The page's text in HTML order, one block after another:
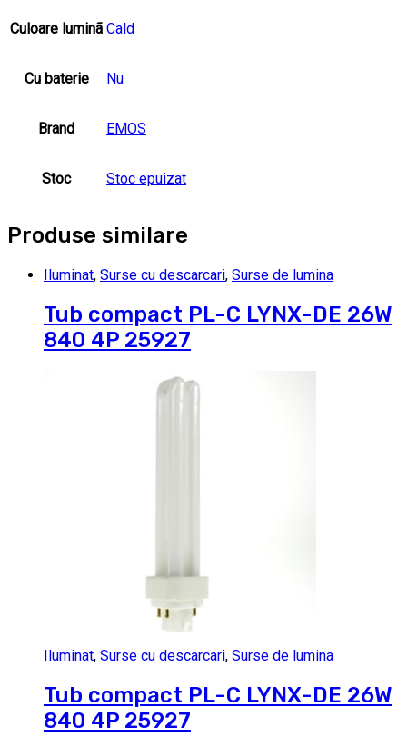
Culoare luminã Cald
Cu baterie Nu
Brand EMOS
Stoc Stoc epuizat
Produse similare
Iluminat, Surse cu descarcari, Surse de lumina
Tub compact PL-C LYNX-DE 26W
840 4P 25927
Iluminat, Surse cu descarcari, Surse de lumina
Tub compact PL-C LYNX-DE 26W
840 4P 25927